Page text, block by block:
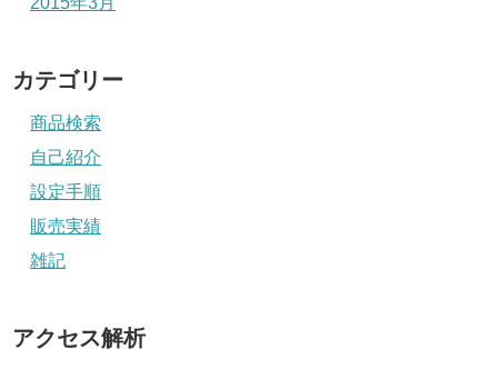
カテゴリー
商品検索
自己紹介
設定手順
販売実績
雑記
アクセス解析